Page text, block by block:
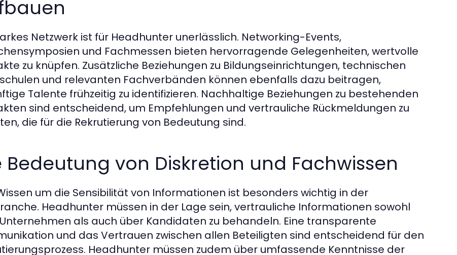
Netzwerk ist für Headhunter unerlässlich. Networking-Events,
und Fachmessen bieten hervorragende Gelegenheiten, wertvolle
zu knüpfen. Zusätzliche Beziehungen zu Bildungseinrichtungen, technischen
und relevanten Fachverbänden können ebenfalls dazu beitragen,
Talente frühzeitig zu identifizieren. Nachhaltige Beziehungen zu bestehenden
sind entscheidend, um Empfehlungen und vertrauliche Rückmeldungen zu
die für die Rekrutierung von Bedeutung sind.
Bedeutung von Diskretion und Fachwissen
um die Sensibilität von Informationen ist besonders wichtig in der
Headhunter müssen in der Lage sein, vertrauliche Informationen sowohl
als auch über Kandidaten zu behandeln. Eine transparente
und das Vertrauen zwischen allen Beteiligten sind entscheidend für den
Headhunter müssen zudem über umfassende Kenntnisse der